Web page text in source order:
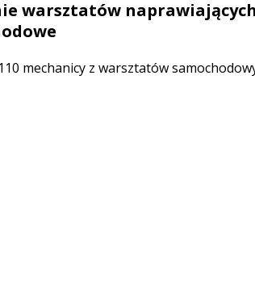
warsztatów
mechanicy z warsztatów